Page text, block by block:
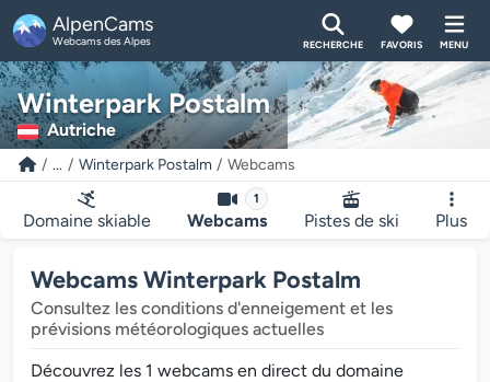
AlpenCams
Webcams des Alpes RECHERCHE FAVORIS MENU
Winterpark Postalm
Autriche
... Winterpark Postalm Webcams
Domaine skiable
1
Webcams Pistes de ski Plus
Webcams Winterpark Postalm
Consultez les conditions d'enneigement et les
prévisions météorologiques actuelles
Découvrez les 1 webcams en direct du domaine